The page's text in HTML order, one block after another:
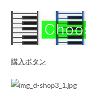
購入ボタン